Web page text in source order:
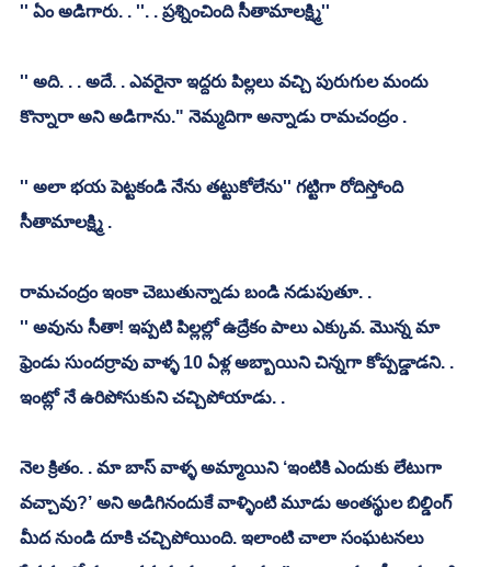
'' ఏం అడిగారు. . ''. . ప్రశ్నించింది సీతామాలక్ష్మి''
'' అది. . . అదే. . ఎవరైనా ఇద్దరు పిల్లలు వచ్చి పురుగుల మందు
కొన్నారా అని అడిగాను." నెమ్మదిగా అన్నాడు రామచంద్రం .
'' అలా భయ పెట్టకండి నేను తట్టుకోలేను'' గట్టిగా రోదిస్తోంది
సీతామాలక్ష్మి .
రామచంద్రం ఇంకా చెబుతున్నాడు బండి నడుపుతూ. .
'' అవును సీతా! ఇప్పటి పిల్లల్లో ఉద్రేకం పాలు ఎక్కువ. మొన్న మా
ఫ్రెండు సుందర్రావు వాళ్ళ 10 ఏళ్ల అబ్బాయిని చిన్నగా కోప్పడ్డాడని. .
ఇంట్లో నే ఉరిపోసుకుని చచ్చిపోయాడు. .
నెల క్రితం. . మా బాస్ వాళ్ళ అమ్మాయిని ‘ఇంటికి ఎందుకు లేటుగా
వచ్చావు?’ అని అడిగినందుకే వాళ్ళింటి మూడు అంతస్థుల బిల్డింగ్
మీద నుండి దూకి చచ్చిపోయింది. ఇలాంటి చాలా సంఘటనలు